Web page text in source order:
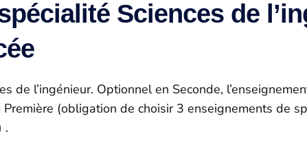
Sciences de
l’ingénieur. Optionnel en Seconde,
(obligation de choisir 3 enseignements de
.